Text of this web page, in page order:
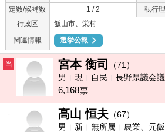
定数/候補数
1 / 2 執行
行政区
飯山市、栄村
関連情報
選挙公報
当 宮本 衡司
（71）
男
現 自民 長野県議会
6,168票
高山 恒夫 （67）
男
新 無所属 農業、元